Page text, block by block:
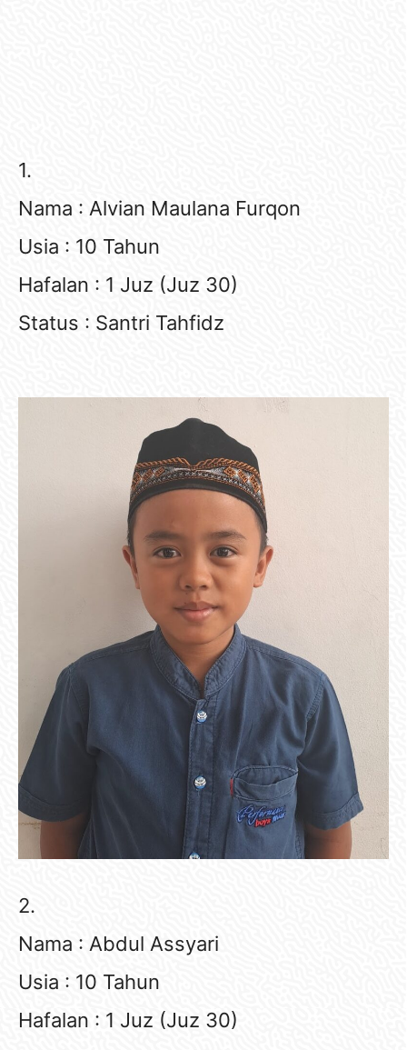
1.
Nama : Alvian Maulana Furqon
Usia : 10 Tahun
Hafalan : 1 Juz (Juz 30)
Status : Santri Tahfidz
2.
Nama : Abdul Assyari
Usia : 10 Tahun
Hafalan : 1 Juz (Juz 30)